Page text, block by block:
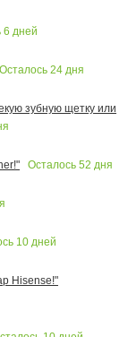
6 дней
Осталось 24 дня
зубную щетку или
Осталось 52 дня
10 дней
Hisense!"